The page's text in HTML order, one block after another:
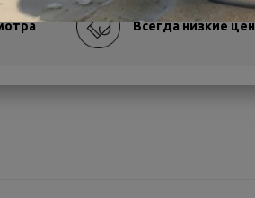
Всегда низкие